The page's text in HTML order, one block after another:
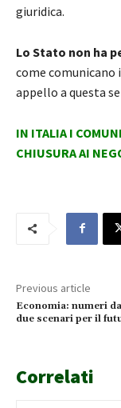
giuridica.
Lo Stato non ha
come comunicano
appello a questa
IN ITALIA I
CHIUSURA AI
Previous article
Economia: numeri
due scenari per il
Correlati